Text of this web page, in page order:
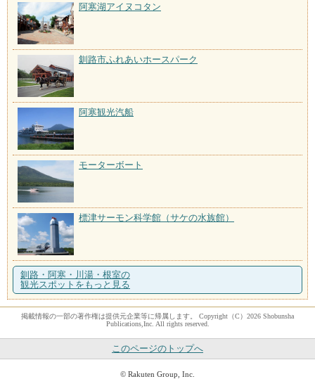
阿寒湖アイヌコタン
釧路市ふれあいホースパーク
阿寒観光汽船
モーターボート
標津サーモン科学館（サケの水族館）
釧路・阿寒・川湯・根室の
観光スポットをもっと見る
掲載情報の一部の著作権は提供元企業等に帰属します。 Copyright（C）2026 Shobunsha
Publications,Inc. All rights reserved.
このページのトップへ
© Rakuten Group, Inc.